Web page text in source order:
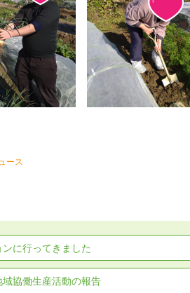
ース
に行ってきました
協働生産活動の報告